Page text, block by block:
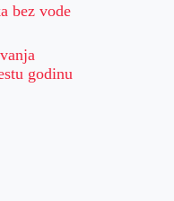
bez vode
godinu